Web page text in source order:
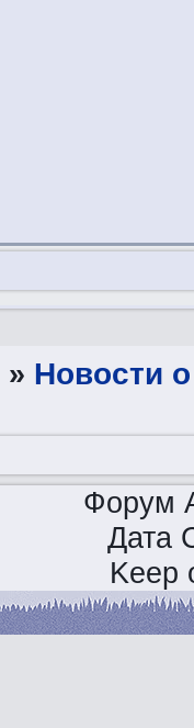
» Новости
Форум
Дата
Keep